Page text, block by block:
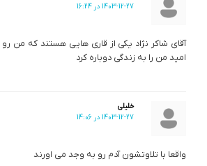
1403-12-27 در 16:24
آقای شاکر نژاد یکی از قاری هایی هستند که من
امید من را به زندگی دوباره کرد
خلیلی
1403-12-27 در 14:06
واقعا با تلاوتشون آدم رو به وجد می اورند